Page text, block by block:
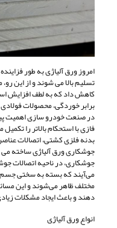
امروز ورق آلیاژی به طور
تسلیم بالا می شوند و از این
کاهش داد که به لطف افزایش
برابر خوردگی، محصولات
در صنعت خودرو سازی اهمیت
فازی با استحکام بالاتر را
بدنه فلزی کشتی، اتصالات
جوشکاری ورق آلیاژی ساخته می
جوشکاری، در ناحیه اتصالات
می‌آیند که بسته به سختی جسم
مختلف ظاهر می‌شوند و این
دهند و باعث ایجاد مشکلات
انواع ورق آلیاژی